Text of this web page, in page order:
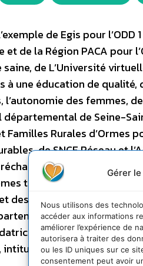
Gérer
Nous utilisons des
accéder aux informations
améliorer l’expérience de
autorisera à traiter des
ou les ID uniques sur ce
consentement peut avoir
de Egis pour l’ODD
de la Région PACA pour
saine, de L’Université
à une éducation de
l’autonomie des femmes,
de Seine-
Rurales d’Ormes
de SNCF Réseau et
climatique,
terrestres, de SUEZ et
des institutions efficaces,
pour la
du Comité 21,
intitulé « 17 ODD pour 8